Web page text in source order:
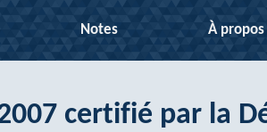
Notes À propos
certifié par la